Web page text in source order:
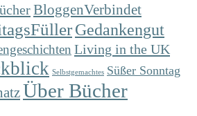
BloggenVerbindet
Gedankengut
Living in the UK
Selbstgemachtes Süßer Sonntag
Über Bücher